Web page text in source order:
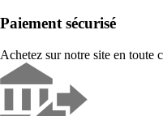
Paiement sécurisé
Achetez sur notre site en toute